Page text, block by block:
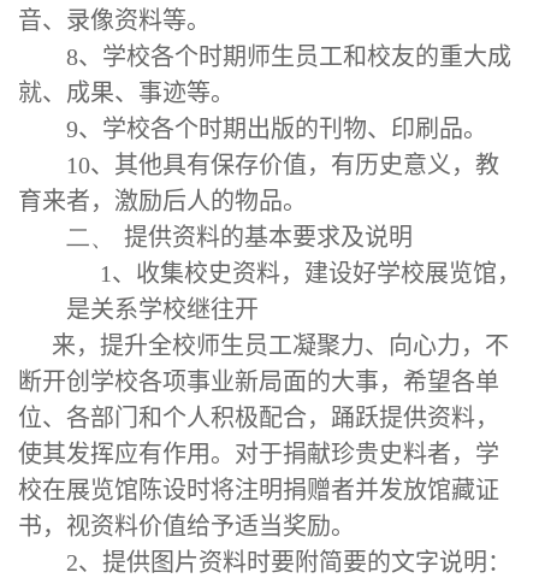
音、录像资料等。
8、学校各个时期师生员工和校友的重大成
就、成果、事迹等。
9、学校各个时期出版的刊物、印刷品。
10、其他具有保存价值，有历史意义，教
育来者，激励后人的物品。
二、
提供资料的基本要求及说明
1 、收集校史资料，建设好学校展览馆，
是关系学校继往开
来，提升全校师生员工凝聚力、向心力，不
断开创学校各项事业新局面的大事，希望各单
位、各部门和个人积极配合，踊跃提供资料，
使其发挥应有作用。对于捐献珍贵史料者，学
校在展览馆陈设时将注明捐赠者并发放馆藏证
书，视资料价值给予适当奖励。
2、提供图片资料时要附简要的文字说明：